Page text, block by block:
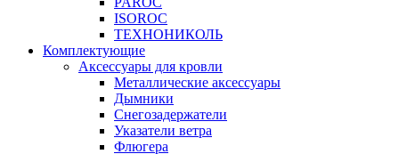
ISOROC
ТЕХНОНИКОЛЬ
Комплектующие
Аксессуары для кровли
Металлические аксессуары
Дымники
Снегозадержатели
Указатели ветра
Флюгера